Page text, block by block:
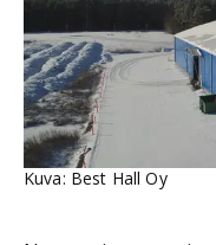
Kuva: Best Hall Oy